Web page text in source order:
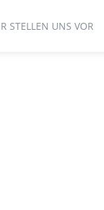
STELLEN UNS VOR